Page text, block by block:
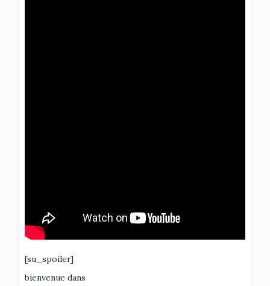
[su_spoiler]
bienvenue dans